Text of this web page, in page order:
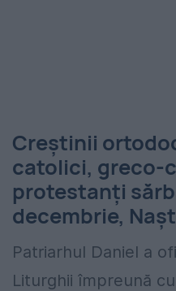
Creştinii
catolici, greco-
protestanţi
decembrie,
Patriarhul Daniel a
Liturghii împreună